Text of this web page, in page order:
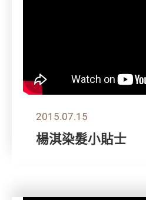
2015.07.15
楊淇染髮小貼士